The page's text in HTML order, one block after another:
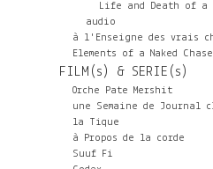
Life and Death of a
audio
à l'Enseigne des vrais
Elements of a Naked Chase
FILM(s) & SERIE(s)
Orche Pate Mershit
une Semaine de Journal
la Tique
à Propos de la corde
Suuf Fi